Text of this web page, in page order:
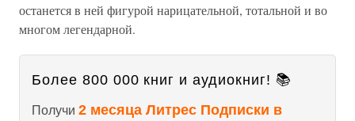
останется в ней фигурой нарицательной, тотальной и во
многом легендарной.
Более 800 000 книг и аудиокниг! 📚
Получи 2 месяца Литрес Подписки в